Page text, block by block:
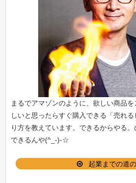
まるでアマゾンのように、欲しい商品
しいと思ったらすぐ購入できる「売れる
り方を教えています。できるからやる
できるんや(^_-)-☆
起業までの道